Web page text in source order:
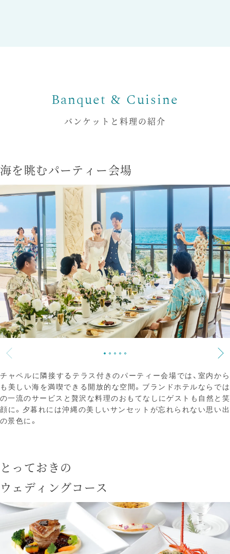
バンケットと料理の紹介
海を眺むパーティー会場
チャペルに隣接するテラス付きのパーティー会場では、室内から
も美しい海を満喫できる開放的な空間。ブランドホテルならでは
の一流のサービスと贅沢な料理のおもてなしにゲストも自然と笑
顔に。夕暮れには沖縄の美しいサンセットが忘れられない思い出
の景色に。
とっておきの
ウェディングコース